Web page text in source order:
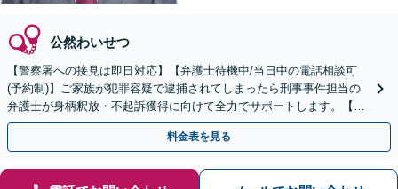
公然わいせつ
【警察署への接見は即日対応】【弁護士待機中/当日中の電話相談可
(予約制)】ご家族が犯罪容疑で逮捕されてしまったら刑事事件担当の
弁護士が身柄釈放・不起訴獲得に向けて全力でサポートします。【毎
月100名以上の相談実績】【全国対応】
料金表を見る